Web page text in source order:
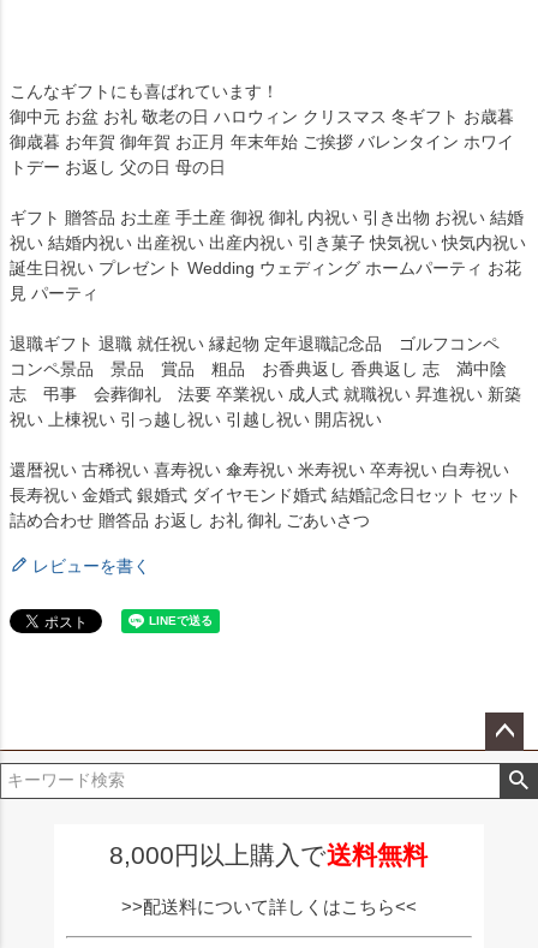
こんなギフトにも喜ばれています！
御中元 お盆 お礼 敬老の日 ハロウィン クリスマス 冬ギフト お歳暮
御歳暮 お年賀 御年賀 お正月 年末年始 ご挨拶 バレンタイン ホワイ
トデー お返し 父の日 母の日
ギフト 贈答品 お土産 手土産 御祝 御礼 内祝い 引き出物 お祝い 結婚
祝い 結婚内祝い 出産祝い 出産内祝い 引き菓子 快気祝い 快気内祝い
誕生日祝い プレゼント Wedding ウェディング ホームパーティ お花
見 パーティ
退職ギフト 退職 就任祝い 縁起物 定年退職記念品 ゴルフコンペ
コンペ景品 景品 賞品 粗品 お香典返し 香典返し 志 満中陰
志 弔事 会葬御礼 法要 卒業祝い 成人式 就職祝い 昇進祝い 新築
祝い 上棟祝い 引っ越し祝い 引越し祝い 開店祝い
還暦祝い 古稀祝い 喜寿祝い 傘寿祝い 米寿祝い 卒寿祝い 白寿祝い
長寿祝い 金婚式 銀婚式 ダイヤモンド婚式 結婚記念日セット セット
詰め合わせ 贈答品 お返し お礼 御礼 ごあいさつ
レビューを書く
ペー
ジト
8,000円以上購入で送料無料
>>配送料について詳しくはこちら<<